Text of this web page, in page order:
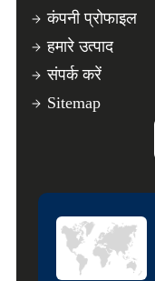
कंपनी प्रोफाइल
हमारे उत्पाद
संपर्क करें
Sitemap